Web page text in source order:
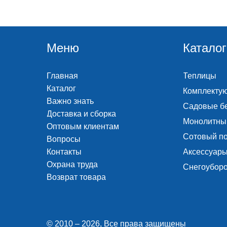
Каталог
Теплицы
Садовые
Сотовый
Меню
Главная
Каталог
Важно знать
Доставка и сборка
Оптовым клиентам
Вопросы
Контакты
Охрана труда
Возврат товара
© 2010 – 2026, Все права защищены